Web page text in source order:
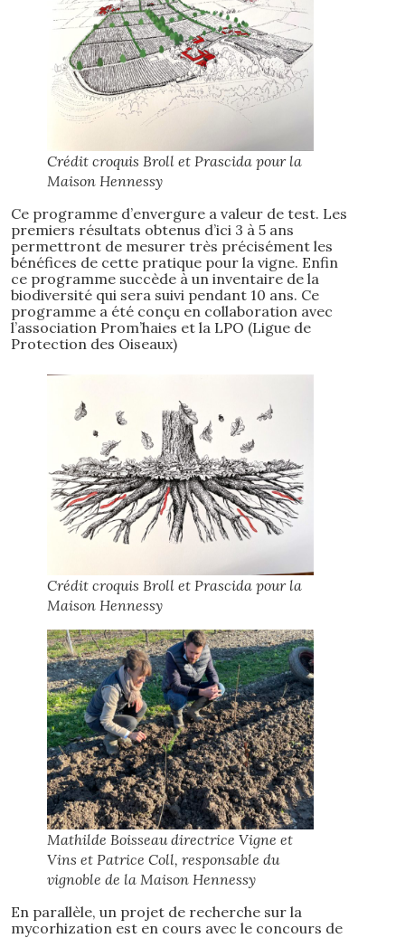
Crédit croquis Broll et Prascida pour la
Maison Hennessy
Ce programme d’envergure a valeur de test. Les
premiers résultats obtenus d’ici 3 à 5 ans
permettront de mesurer très précisément les
bénéfices de cette pratique pour la vigne. Enfin
ce programme succède à un inventaire de la
biodiversité qui sera suivi pendant 10 ans. Ce
programme a été conçu en collaboration avec
l’association Prom’haies et la LPO (Ligue de
Protection des Oiseaux)
Crédit croquis Broll et Prascida pour la
Maison Hennessy
Mathilde Boisseau directrice Vigne et
Vins et Patrice Coll, responsable du
vignoble de la Maison Hennessy
En parallèle, un projet de recherche sur la
mycorhization est en cours avec le concours de